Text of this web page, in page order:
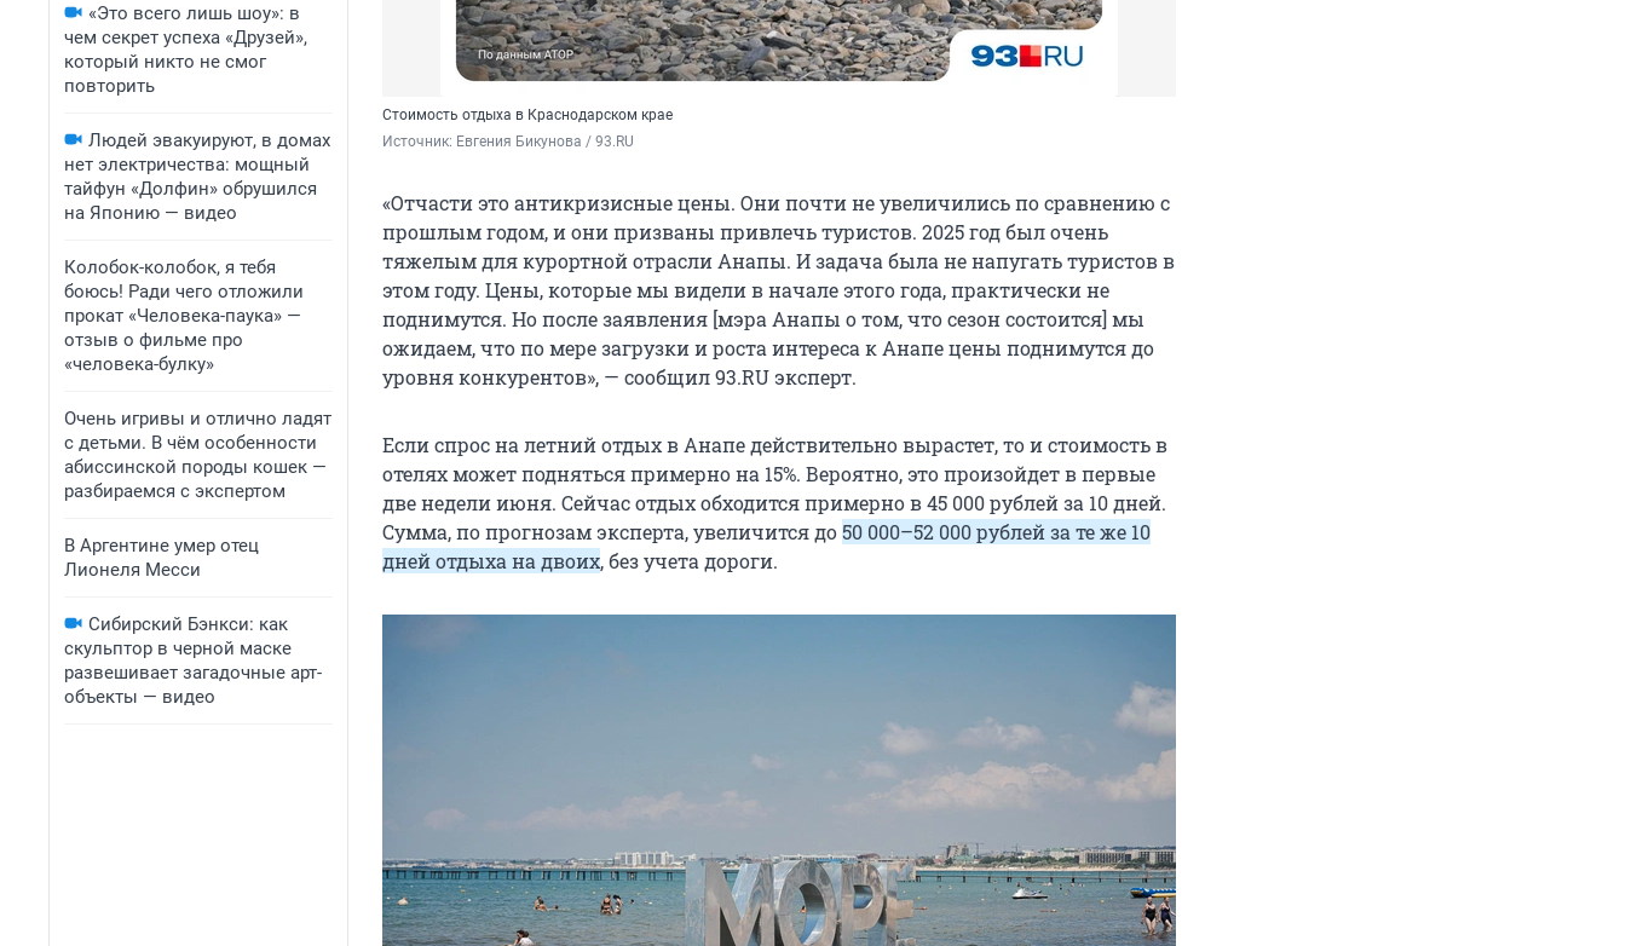
«Это всего лишь шоу»: в
чем секрет успеха «Друзей»,
который никто не смог
повторить
Людей эвакуируют, в домах
нет электричества: мощный
тайфун «Долфин» обрушился
на Японию — видео
Колобок-колобок, я тебя
боюсь! Ради чего отложили
прокат «Человека-паука» —
отзыв о фильме про
«человека-булку»
Очень игривы и отлично ладят
с детьми. В чём особенности
абиссинской породы кошек —
разбираемся с экспертом
В Аргентине умер отец
Лионеля Месси
Сибирский Бэнкси: как
скульптор в черной маске
развешивает загадочные арт-
объекты — видео
Стоимость отдыха в Краснодарском крае
Источник: Евгения Бикунова / 93.RU
«Отчасти это антикризисные цены. Они почти не увеличились по сравнению с
прошлым годом, и они призваны привлечь туристов. 2025 год был очень
тяжелым для курортной отрасли Анапы. И задача была не напугать туристов в
этом году. Цены, которые мы видели в начале этого года, практически не
поднимутся. Но после заявления [мэра Анапы о том, что сезон состоится] мы
ожидаем, что по мере загрузки и роста интереса к Анапе цены поднимутся до
уровня конкурентов», — сообщил 93.RU эксперт.
Если спрос на летний отдых в Анапе действительно вырастет, то и стоимость в
отелях может подняться примерно на 15%. Вероятно, это произойдет в первые
две недели июня. Сейчас отдых обходится примерно в45 000рублей за 10 дней.
Сумма, по прогнозам эксперта, увеличится до50 000–52 000рублей за те же 10
дней отдыха на двоих, без учета дороги.